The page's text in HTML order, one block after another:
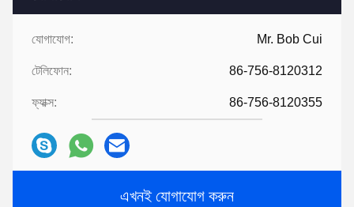
যোগাযোগ: Mr. Bob Cui
টেলিফোন: 86-756-8120312
ফ্যাক্স: 86-756-8120355
এখনই যোগাযোগ করুন